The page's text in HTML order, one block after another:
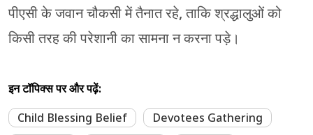
पीएसी के जवान चौकसी में तैनात रहे, ताकि श्रद्धालुओं को
किसी तरह की परेशानी का सामना न करना पड़े।
इन टॉपिक्स पर और पढ़ें:
Child Blessing Belief
Devotees Gathering